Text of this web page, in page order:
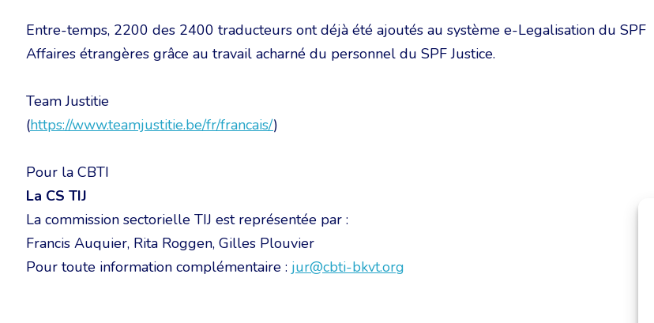
Entre-temps, 2200 des 2400 traducteurs ont déjà été ajoutés au système e-Legalisation du SPF
Affaires étrangères grâce au travail acharné du personnel du SPF Justice.
Team Justitie
(https://www.teamjustitie.be/fr/francais/)
Pour la CBTI
La CS TIJ
La commission sectorielle TIJ est représentée par :
Francis Auquier, Rita Roggen, Gilles Plouvier
Pour toute information complémentaire : jur@cbti-bkvt.org